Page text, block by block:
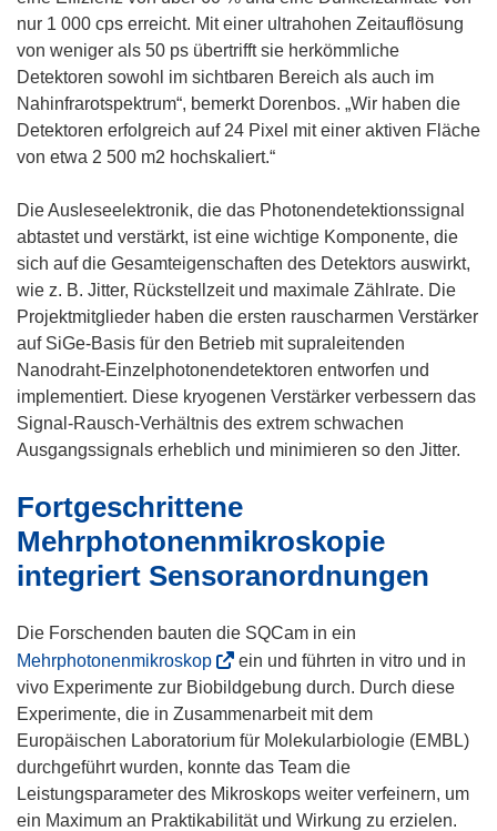
u
F
e
t
e
r
)
nur 1 000 cps erreicht. Mit einer ultrahohen Zeitauflösung
von weniger als 50 ps übertrifft sie herkömmliche
Detektoren sowohl im sichtbaren Bereich als auch im
Nahinfrarotspektrum“, bemerkt Dorenbos. „Wir haben die
Detektoren erfolgreich auf 24 Pixel mit einer aktiven Fläche
von etwa 2 500 m2 hochskaliert.“
Die Ausleseelektronik, die das Photonendetektionssignal
abtastet und verstärkt, ist eine wichtige Komponente, die
sich auf die Gesamteigenschaften des Detektors auswirkt,
wie z. B. Jitter, Rückstellzeit und maximale Zählrate. Die
Projektmitglieder haben die ersten rauscharmen Verstärker
auf SiGe-Basis für den Betrieb mit supraleitenden
Nanodraht-Einzelphotonendetektoren entworfen und
implementiert. Diese kryogenen Verstärker verbessern das
Signal-Rausch-Verhältnis des extrem schwachen
Ausgangssignals erheblich und minimieren so den Jitter.
Fortgeschrittene
Mehrphotonenmikroskopie
integriert Sensoranordnungen
Die Forschenden bauten die SQCam in ein
Mehrphotonenmikroskop(
ö
f
f
n
e
t
ein und führten in vitro und in
vivo Experimente zur Biobildgebung durch. Durch diese
Experimente, die in Zusammenarbeit mit dem
Europäischen Laboratorium für Molekularbiologie (EMBL)
durchgeführt wurden, konnte das Team die
Leistungsparameter des Mikroskops weiter verfeinern, um
ein Maximum an Praktikabilität und Wirkung zu erzielen.